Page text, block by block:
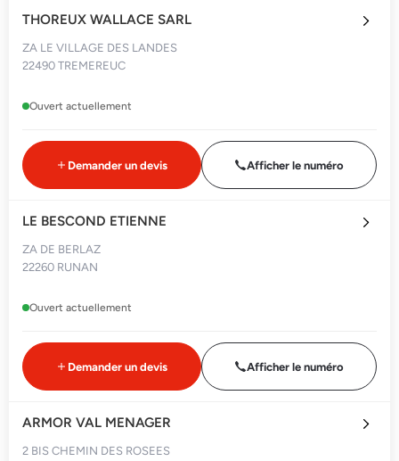
THOREUX WALLACE SARL
ZA LE VILLAGE DES LANDES
22490 TREMEREUC
Ouvert actuellement
Demander un devis Afficher le numéro
LE BESCOND ETIENNE
ZA DE BERLAZ
22260 RUNAN
Ouvert actuellement
Demander un devis Afficher le numéro
ARMOR VAL MENAGER
2 BIS CHEMIN DES ROSEES